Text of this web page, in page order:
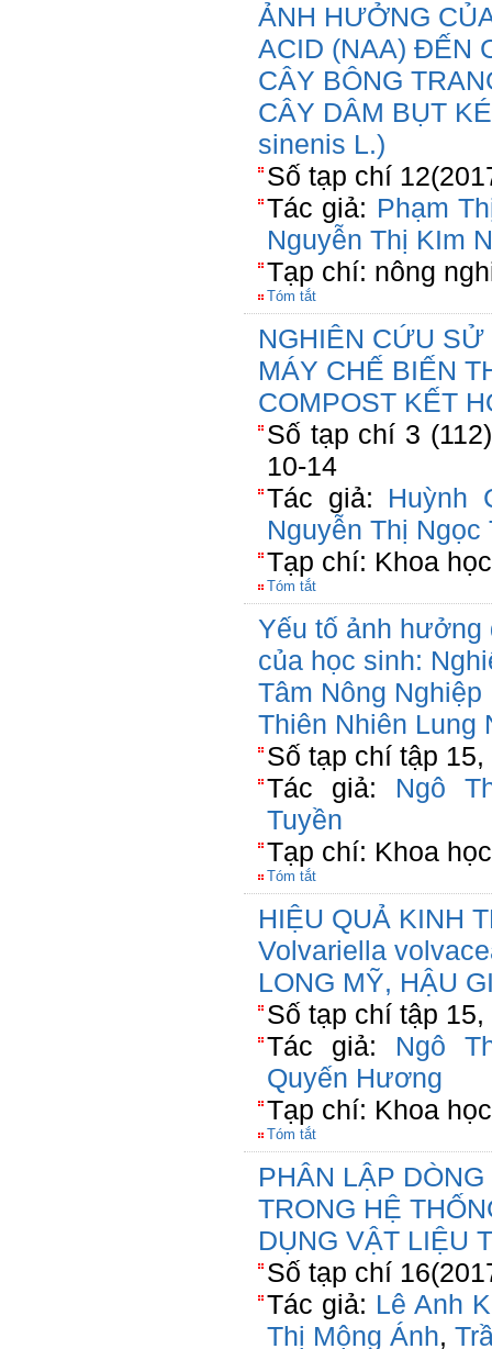
ẢNH HƯỞNG
ACID (NAA) ĐẾN
CÂY BÔNG
CÂY DÂM BỤT
sinenis L.)
Số tạp chí
Tác giả: Phạm
Nguyễn Thị KIm
Tạp chí: nông
Tóm tắt
NGHIÊN CỨU SỬ
MÁY CHẾ BIẾN
COMPOST KẾT
Số tạp chí 3
10-14
Tác giả: Huỳnh
Nguyễn Thị Ngọc
Tạp chí: Khoa
Tóm tắt
Yếu tố ảnh hưởng
của học sinh:
Tâm Nông
Thiên Nhiên Lung
Số tạp chí tập 15,
Tác giả: Ngô
Tuyền
Tạp chí: Khoa
Tóm tắt
HIỆU QUẢ KINH
Volvariella
LONG MỸ, HẬU
Số tạp chí tập
Tác giả: Ngô
Quyến Hương
Tạp chí: Khoa
Tóm tắt
PHÂN LẬP
TRONG HỆ
DỤNG VẬT LIỆU
Số tạp chí
Tác giả: Lê Anh
Thị Mộng Ánh,